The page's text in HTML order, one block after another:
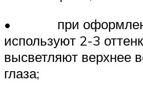
• при
используют 2-3
высветляют верхнее
глаза;